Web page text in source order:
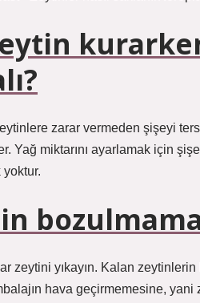
zarar vermeden şişeyi
Yağ miktarını ayarlamak için
zeytini yıkayın. Kalan
hava geçirmemesine,